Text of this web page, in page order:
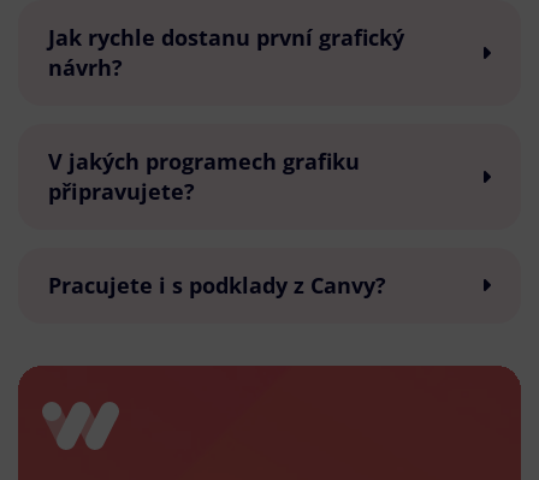
Jak rychle dostanu první grafický
návrh?
V jakých programech grafiku
připravujete?
Pracujete i s podklady z Canvy?